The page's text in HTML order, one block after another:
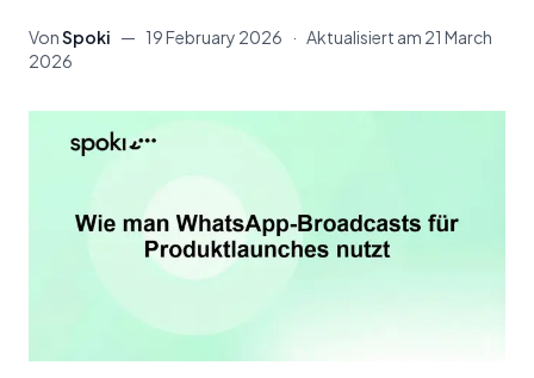
VonSpoki — 19 February 2026 · Aktualisiert am 21 March
2026